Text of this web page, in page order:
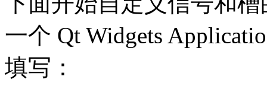
一个 Qt Widgets
填写：